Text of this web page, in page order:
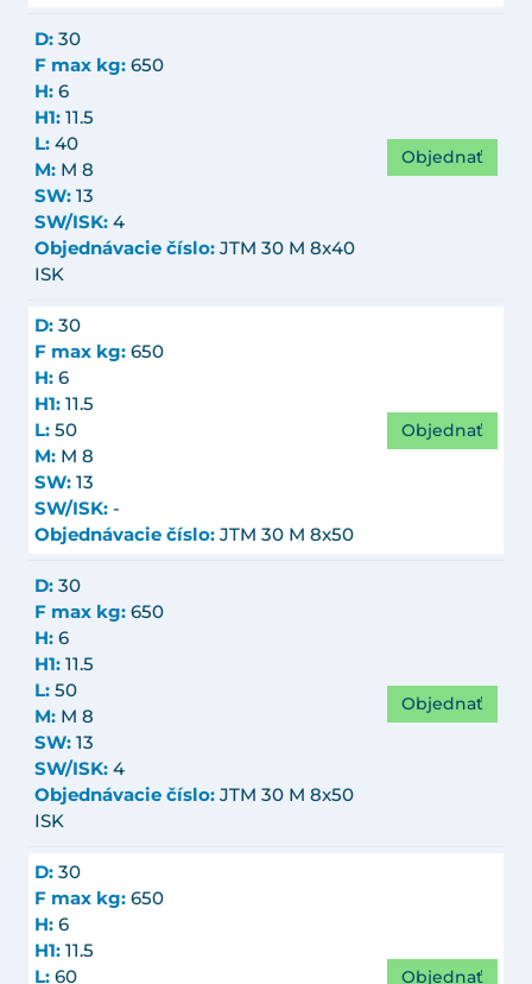
D: 30
F max kg: 650
H: 6
H1: 11.5
L: 40
M: M 8
SW: 13
SW/ISK: 4
Objednávacie číslo: JTM 30 M 8x40
ISK
Objednať
D: 30
F max kg: 650
H: 6
H1: 11.5
L: 50
M: M 8
SW: 13
SW/ISK: -
Objednávacie číslo: JTM 30 M 8x50
Objednať
D: 30
F max kg: 650
H: 6
H1: 11.5
L: 50
M: M 8
SW: 13
SW/ISK: 4
Objednávacie číslo: JTM 30 M 8x50
ISK
Objednať
D: 30
F max kg: 650
H: 6
H1: 11.5
L: 60 Objednať